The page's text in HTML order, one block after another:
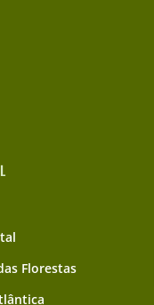
Florestas